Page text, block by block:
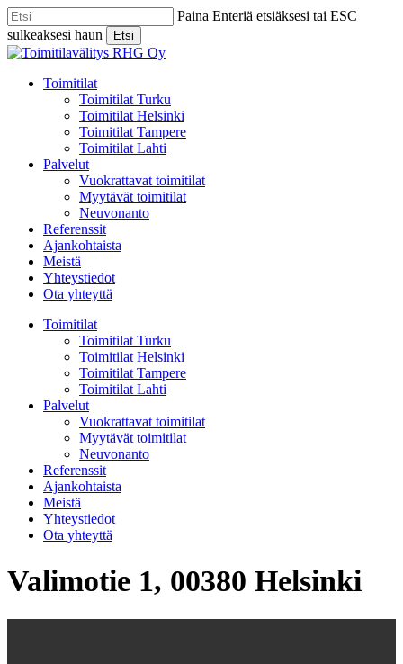
Skip
to
main
content
Paina Enteriä etsiäksesi tai ESC
sulkeaksesi haun
Etsi
Close
Menu
Toimitilat
Toimitilat Turku
Toimitilat Helsinki
Toimitilat Tampere
Toimitilat Lahti
Palvelut
Vuokrattavat toimitilat
Myytävät toimitilat
Neuvonanto
Referenssit
Ajankohtaista
Meistä
Yhteystiedot
Ota yhteyttä
Toimitilat
Toimitilat Turku
Toimitilat Helsinki
Toimitilat Tampere
Toimitilat Lahti
Palvelut
Vuokrattavat toimitilat
Myytävät toimitilat
Neuvonanto
Referenssit
Ajankohtaista
Meistä
Yhteystiedot
Ota yhteyttä
Valimotie 1, 00380 Helsinki